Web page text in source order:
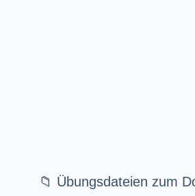
📁 Übungsdateien zum